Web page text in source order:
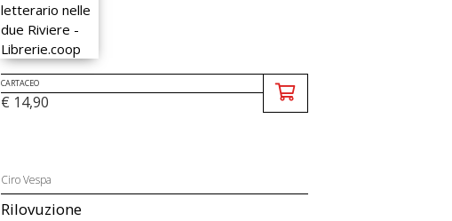
CARTACEO
€ 14,90
Ciro Vespa
Rilovuzione